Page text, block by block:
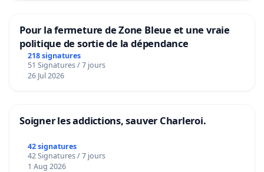
Pour la fermeture de Zone Bleue et une vraie
politique de sortie de la dépendance
218 signatures
51 Signatures / 7 jours
26 Jul 2026
Soigner les addictions, sauver Charleroi.
42 signatures
42 Signatures / 7 jours
1 Aug 2026